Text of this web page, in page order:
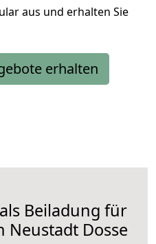
aus und erhalten Sie
erhalten
Beiladung für
Neustadt Dosse